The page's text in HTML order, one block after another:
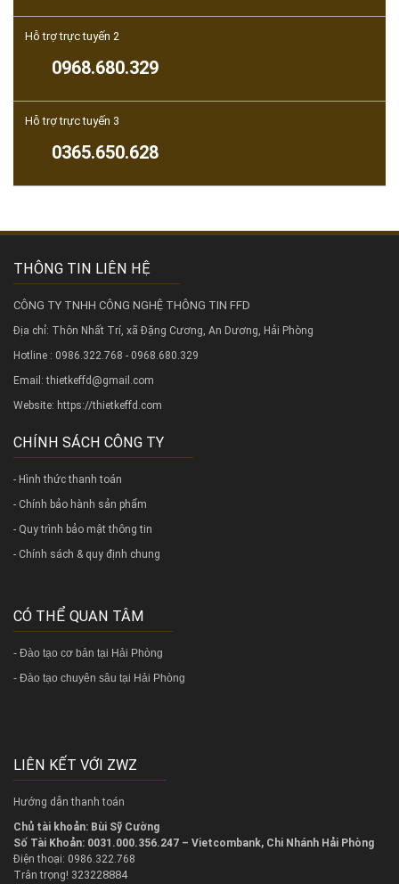
Hỗ trợ trực tuyến 2
0968.680.329
Hỗ trợ trực tuyến 3
0365.650.628
THÔNG TIN LIÊN HỆ
CÔNG TY TNHH CÔNG NGHỆ THÔNG TIN FFD
Địa chỉ: Thôn Nhất Trí, xã Đặng Cương, An Dương, Hải Phòng
Hotline : 0986.322.768 - 0968.680.329
Email: thietkeffd@gmail.com
Website: https://thietkeffd.com
CHÍNH SÁCH CÔNG TY
- Hình thức thanh toán
- Chính bảo hành sản phẩm
- Quy trình bảo mật thông tin
- Chính sách & quy định chung
CÓ THỂ QUAN TÂM
- Đào tạo cơ bản tại Hải Phòng
- Đào tạo chuyên sâu tại Hải Phòng
LIÊN KẾT VỚI ZWZ
Hướng dẫn thanh toán
Chủ tài khoản: Bùi Sỹ Cường
Số Tài Khoản: 0031.000.356.247 – Vietcombank, Chi Nhánh Hải Phòng
Điện thoại: 0986.322.768
Trân trọng! 323228884